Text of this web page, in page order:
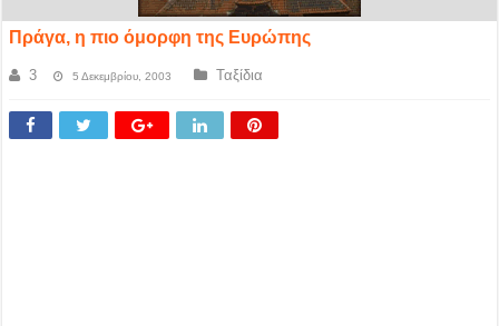
Πράγα, η πιο όμορφη της Ευρώπης
3 5 Δεκεμβρίου, 2003 Ταξίδια